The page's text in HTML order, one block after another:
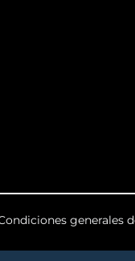
generales